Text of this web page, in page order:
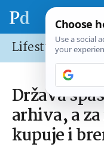
Lifestyle
Država
arhiva, a
kupuje i